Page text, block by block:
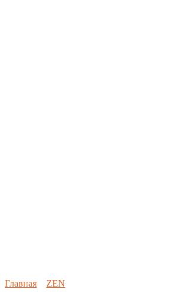
Главная ZEN